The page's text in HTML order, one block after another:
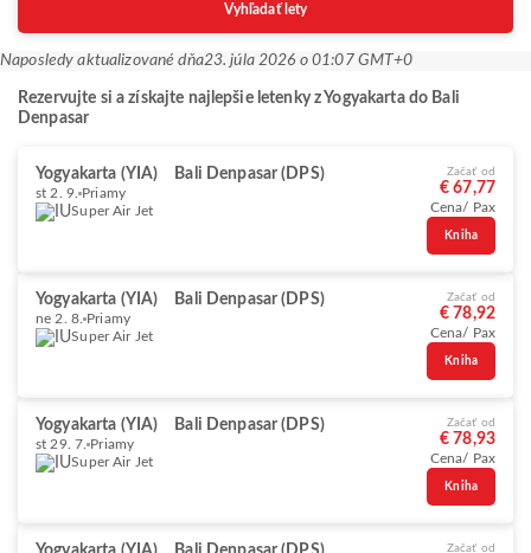
Vyhľadať lety
Naposledy aktualizované dňa23. júla 2026 o 01:07 GMT+0
Rezervujte si a získajte najlepšie letenky z Yogyakarta do Bali
Denpasar
Yogyakarta (YIA) Bali Denpasar (DPS)
st 2. 9. Priamy
Super Air Jet
Začať od
€ 67,77
Cena/ Pax
Kniha
Yogyakarta (YIA) Bali Denpasar (DPS)
ne 2. 8. Priamy
Super Air Jet
Začať od
€ 78,92
Cena/ Pax
Kniha
Yogyakarta (YIA) Bali Denpasar (DPS)
st 29. 7. Priamy
Super Air Jet
Začať od
€ 78,93
Cena/ Pax
Kniha
Začať od